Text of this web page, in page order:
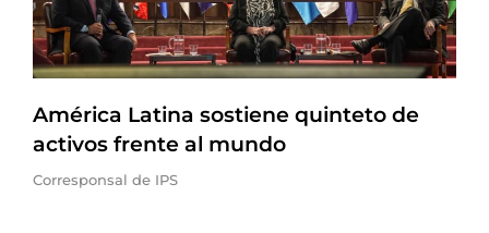
América Latina sostiene quinteto de
activos frente al mundo
Corresponsal de IPS